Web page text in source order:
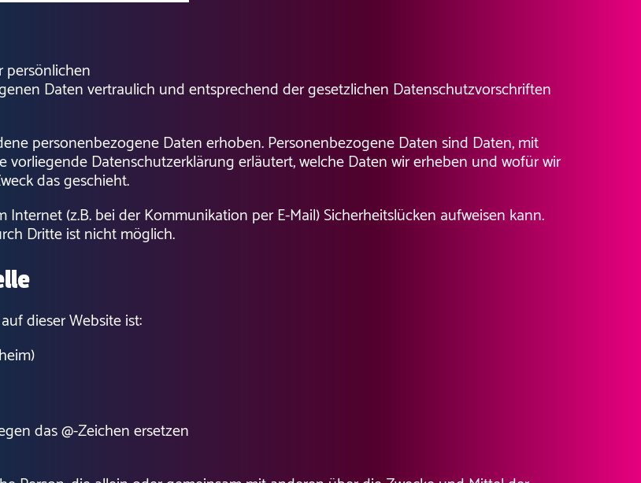
persönlichen
Daten vertraulich und entsprechend der gesetzlichen Datenschutzvorschriften
personenbezogene Daten erhoben. Personenbezogene Daten sind Daten, mit
Datenschutzerklärung erläutert, welche Daten wir erheben und wofür wir
das geschieht.
(z.B. bei der Kommunikation per E-Mail) Sicherheitslücken aufweisen kann.
Dritte ist nicht möglich.
dieser Website ist:
das @-Zeichen ersetzen